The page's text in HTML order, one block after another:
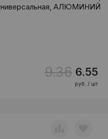
АЛЮМИНИЙ
9.36 6.55
руб. / шт